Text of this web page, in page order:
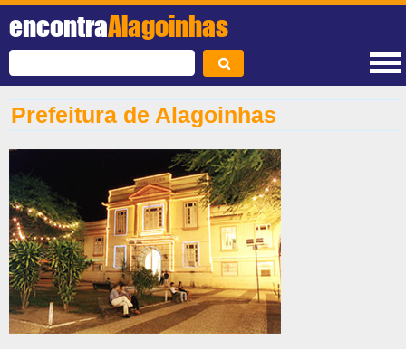
encontraAlagoinhas
Prefeitura de Alagoinhas